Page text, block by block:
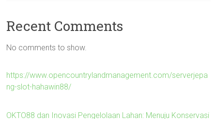
Recent Comments
No comments to show.
https://www.opencountrylandmanagement.com/serverjepa
ng-slot-hahawin88/
OKTO88 dan Inovasi Pengelolaan Lahan: Menuju Konservasi